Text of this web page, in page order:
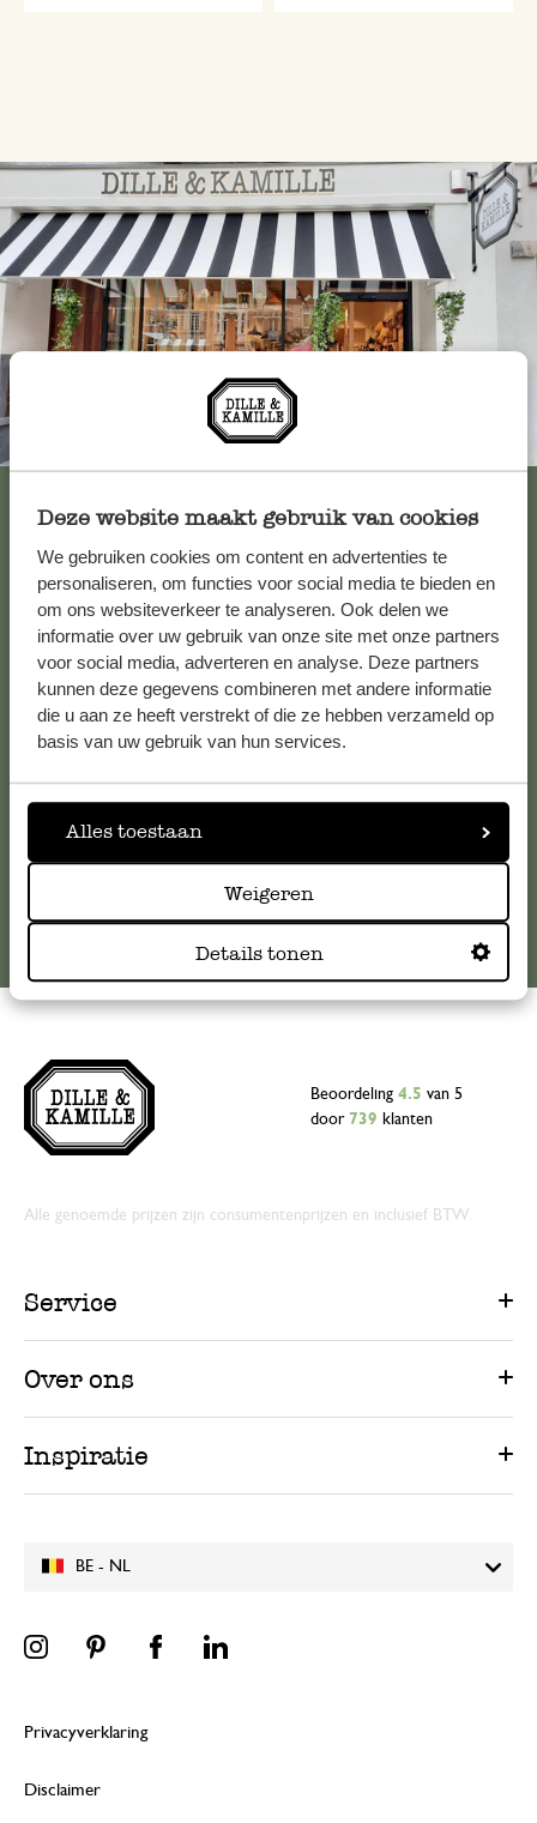
Deze website maakt gebruik van cookies
We gebruiken cookies om content en advertenties te
personaliseren, om functies voor social media te bieden en
om ons websiteverkeer te analyseren. Ook delen we
informatie over uw gebruik van onze site met onze partners
voor social media, adverteren en analyse. Deze partners
kunnen deze gegevens combineren met andere informatie
die u aan ze heeft verstrekt of die ze hebben verzameld op
basis van uw gebruik van hun services.
Alles toestaan
Weigeren
Details tonen
Altijd in de buurt
Klantenservice
Voor vragen, tips of hulp kun je contact opnemen met onze
klantenservice. Of bekijk hier het antwoord op de
meestgestelde vragen
klantenservice@dille-kamille.com
Online Klantenservice
BE - NL
Beoordeling 4.5 van 5
door 739 klanten
Alle genoemde prijzen zijn consumentenprijzen en inclusief BTW.
Service
Over ons
Inspiratie
Privacyverklaring
Disclaimer